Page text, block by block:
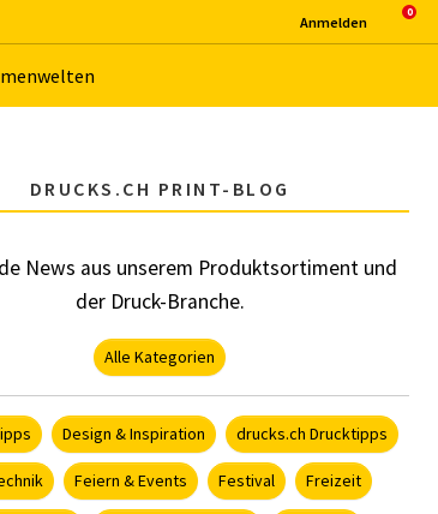
An­mel­den
DRUCKS.CH PRINT-BLOG
News aus unserem Produktsortiment und
der Druck-Branche.
Alle Kategorien
Design & Inspiration drucks.ch Drucktipps
Feiern & Events Festival Freizeit